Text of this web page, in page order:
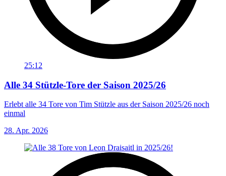
25:12
Alle 34 Stützle-Tore der Saison 2025/26
Erlebt alle 34 Tore von Tim Stützle aus der Saison 2025/26 noch
einmal
28. Apr. 2026